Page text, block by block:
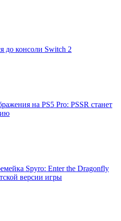
до консоли Switch 2
на PS5 Pro: PSSR станет
Spyro: Enter the Dragonfly
версии игры